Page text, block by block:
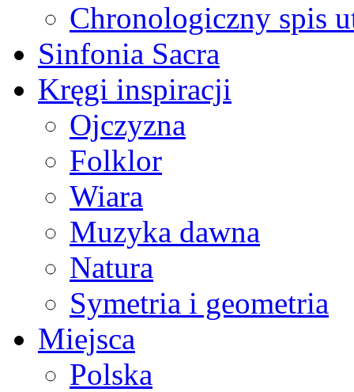
Chronologiczny spis
Sinfonia Sacra
Kręgi inspiracji
Ojczyzna
Folklor
Wiara
Muzyka dawna
Natura
Symetria i geometria
Miejsca
Polska